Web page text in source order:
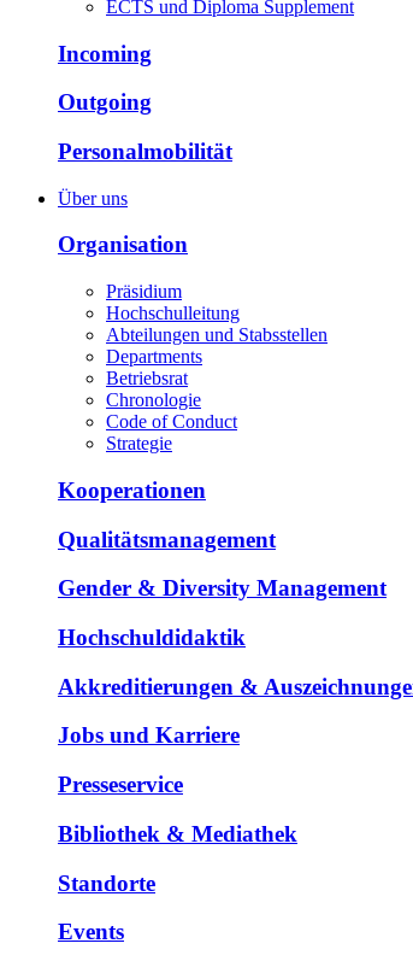
ECTS und Diploma Supplement
Incoming
Outgoing
Personalmobilität
Über uns
Organisation
Präsidium
Hochschulleitung
Abteilungen und Stabsstellen
Departments
Betriebsrat
Chronologie
Code of Conduct
Strategie
Kooperationen
Qualitätsmanagement
Gender & Diversity Management
Hochschuldidaktik
Akkreditierungen &
Jobs und Karriere
Presseservice
Bibliothek & Mediathek
Standorte
Events